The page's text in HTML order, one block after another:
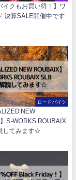
イクもお買い得！】ワ
決算SALE開催中です
ロードバイク
NEW
S-WORKS ROUBAIX
してみます☆